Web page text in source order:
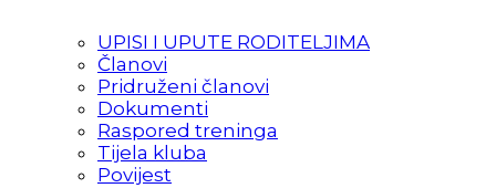
UPISI I UPUTE RODITELJIMA
Članovi
Pridruženi članovi
Dokumenti
Raspored treninga
Tijela kluba
Povijest